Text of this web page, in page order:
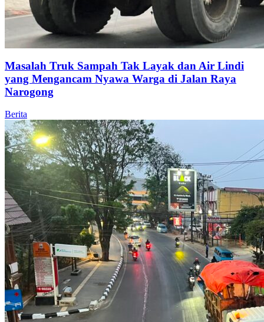
Masalah Truk Sampah Tak Layak dan Air Lindi
yang Mengancam Nyawa Warga di Jalan Raya
Narogong
Berita